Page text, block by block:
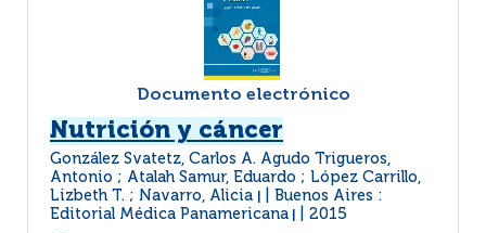
Documento electrónico
Nutrición y cáncer
González Svatetz, Carlos A. Agudo Trigueros,
Antonio ; Atalah Samur, Eduardo ; López Carrillo,
Lizbeth T. ; Navarro, Alicia
Buenos Aires :
Editorial Médica Panamericana
2015